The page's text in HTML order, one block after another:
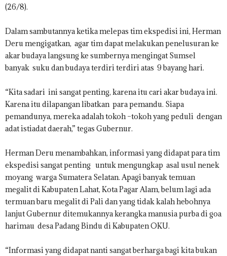
(26/8).
Dalam sambutannya ketika melepas tim ekspedisi ini, Herman
Deru mengigatkan, agar tim dapat melakukan penelusuran ke
akar budaya langsung ke sumbernya mengingat Sumsel
banyak suku dan budaya terdiri terdiri atas 9 bayang hari.
“Kita sadari ini sangat penting, karena itu cari akar budaya ini.
Karena itu dilapangan libatkan para pemandu. Siapa
pemandunya, mereka adalah tokoh –tokoh yang peduli dengan
adat istiadat daerah,” tegas Gubernur.
Herman Deru menambahkan, informasi yang didapat para tim
ekspedisi sangat penting untuk mengungkap asal usul nenek
moyang warga Sumatera Selatan. Apagi banyak temuan
megalit di Kabupaten Lahat, Kota Pagar Alam, belum lagi ada
termuan baru megalit di Pali dan yang tidak kalah hebohnya
lanjut Gubernur ditemukannya kerangka manusia purba di goa
harimau desa Padang Bindu di Kabupaten OKU.
“Informasi yang didapat nanti sangat berharga bagi kita bukan